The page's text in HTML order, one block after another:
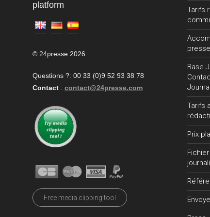
platform
© 24presse 2026
Questions ?: 00 33 (0)9 52 93 38 78
Contact : contact@24presse.com
Free media clipping tool
Tarifs
Base
Tarifs
Prix